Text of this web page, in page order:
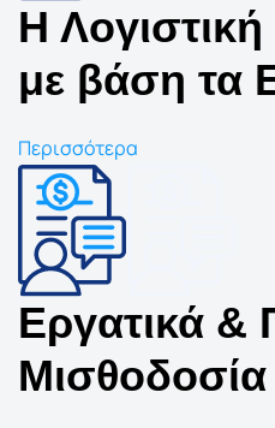
Η
με βάση τα
Περισσότερα
Εργατικά &
Μισθοδοσία